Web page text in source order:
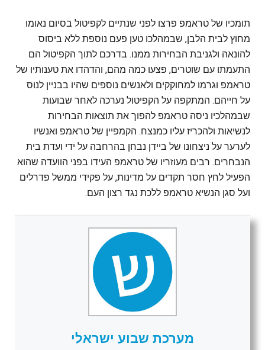
תומכיו של טראמפ פרצו לפני שנתיים לקפיטול בסיום נאומו
מחוץ לבית הלבן, שבמהלכו טען פעם נוספת ללא ביסוס
להונאה ולגניבת הבחירות ממנו. בדרכם לתוך הקפיטול הם
התעמתו עם שוטרים, פצעו כמה מהם, והדהדו את טענותיו של
טראמפ וגרמו למחוקקים ולאנשים נוספים שהיו בבניין לנוס
על חייהם. המתקפה על הקפיטול נערכה לאחר שבועות
שבמהלכיו ניסה טראמפ להפוך את תוצאות הבחירות
לנשיאות ולהכריז עליו כמנצח. הקמפיין של טראמפ ואנשיו
לערער על ניצחונו של ביידן נבחן בהרחבה על ידי ועדת בית
הנבחרים. רבים מעוזריו של טראמפ העידו בפני הוועדה שהוא
הפעיל לחץ חסר תקדים על מדינות, על פקידי ממשל פדרלים
ועל סגן הנשיא טראמפ ללכת נגד רצון העם.
מערכת שבוע ישראלי